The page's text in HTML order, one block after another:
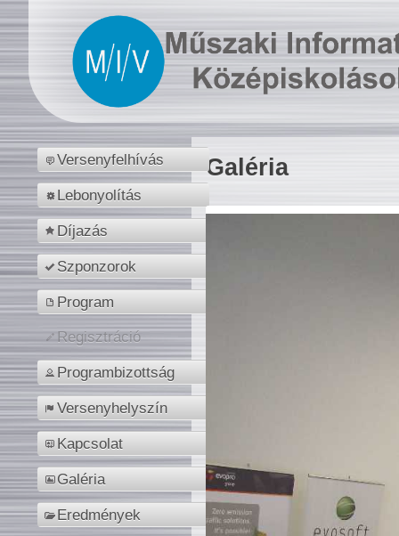
Versenyfelhívás
Lebonyolítás
Díjazás
Szponzorok
Program
Regisztráció
Programbizottság
Versenyhelyszín
Kapcsolat
Galéria
Eredmények
Galéria